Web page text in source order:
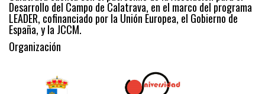
Desarrollo del Campo de Calatrava, en el marco del programa
LEADER, cofinanciado por la Unión Europea, el Gobierno de
España, y la JCCM.
Organización